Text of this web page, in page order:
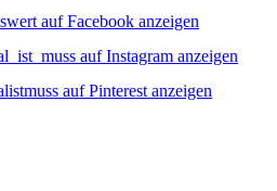
auf Facebook anzeigen
auf Instagram anzeigen
auf Pinterest anzeigen